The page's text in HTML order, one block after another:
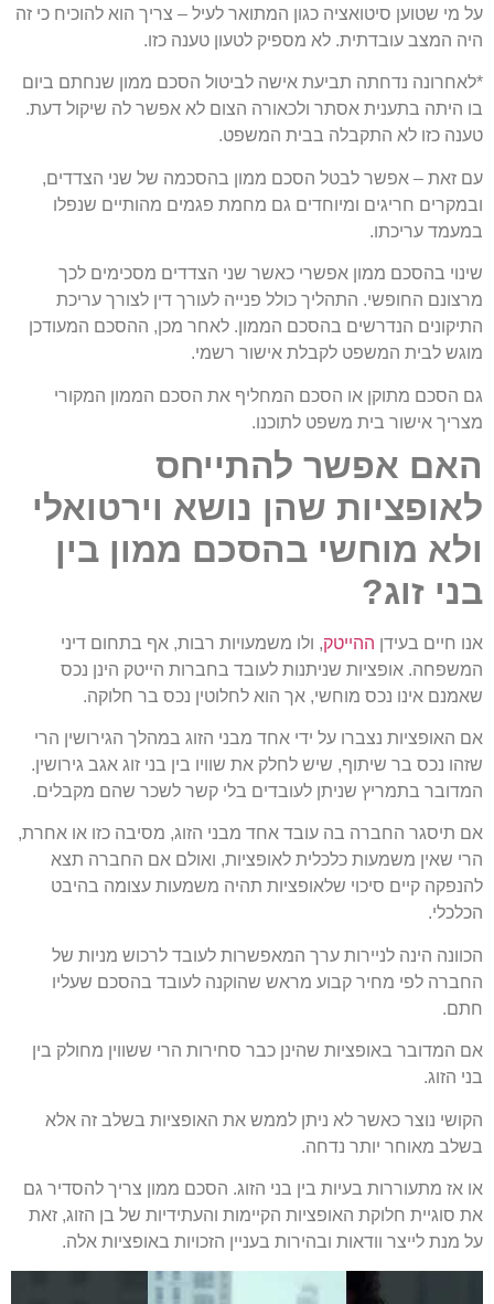
על מי שטוען סיטואציה כגון המתואר לעיל – צריך הוא להוכיח כי זה
היה המצב עובדתית. לא מספיק לטעון טענה כזו.
*לאחרונה נדחתה תביעת אישה לביטול הסכם ממון שנחתם ביום
בו היתה בתענית אסתר ולכאורה הצום לא אפשר לה שיקול דעת.
טענה כזו לא התקבלה בבית המשפט.
עם זאת – אפשר לבטל הסכם ממון בהסכמה של שני הצדדים,
ובמקרים חריגים ומיוחדים גם מחמת פגמים מהותיים שנפלו
במעמד עריכתו.
שינוי בהסכם ממון אפשרי כאשר שני הצדדים מסכימים לכך
מרצונם החופשי. התהליך כולל פנייה לעורך דין לצורך עריכת
התיקונים הנדרשים בהסכם הממון. לאחר מכן, ההסכם המעודכן
מוגש לבית המשפט לקבלת אישור רשמי.
גם הסכם מתוקן או הסכם המחליף את הסכם הממון המקורי
מצריך אישור בית משפט לתוכנו.
האם אפשר להתייחס
לאופציות שהן נושא וירטואלי
ולא מוחשי בהסכם ממון בין
בני זוג?
אנו חיים בעידן ההייטק, ולו משמעויות רבות, אף בתחום דיני
המשפחה. אופציות שניתנות לעובד בחברות הייטק הינן נכס
שאמנם אינו נכס מוחשי, אך הוא לחלוטין נכס בר חלוקה.
אם האופציות נצברו על ידי אחד מבני הזוג במהלך הגירושין הרי
שזהו נכס בר שיתוף, שיש לחלק את שוויו בין בני זוג אגב גירושין.
המדובר בתמריץ שניתן לעובדים בלי קשר לשכר שהם מקבלים.
אם תיסגר החברה בה עובד אחד מבני הזוג, מסיבה כזו או אחרת,
הרי שאין משמעות כלכלית לאופציות, ואולם אם החברה תצא
להנפקה קיים סיכוי שלאופציות תהיה משמעות עצומה בהיבט
הכלכלי.
הכוונה הינה לניירות ערך המאפשרות לעובד לרכוש מניות של
החברה לפי מחיר קבוע מראש שהוקנה לעובד בהסכם שעליו
חתם.
אם המדובר באופציות שהינן כבר סחירות הרי ששווין מחולק בין
בני הזוג.
הקושי נוצר כאשר לא ניתן לממש את האופציות בשלב זה אלא
בשלב מאוחר יותר נדחה.
או אז מתעוררות בעיות בין בני הזוג. הסכם ממון צריך להסדיר גם
את סוגיית חלוקת האופציות הקיימות והעתידיות של בן הזוג, זאת
על מנת לייצר וודאות ובהירות בעניין הזכויות באופציות אלה.